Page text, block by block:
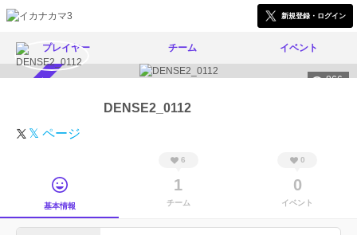
新規登録・ログイン
プレイヤー チーム イベント
866
DENSE2_0112
𝕏 ページ
基本情報
6
1
チーム
0
0
イベント